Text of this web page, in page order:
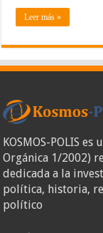
Leer más »
KOSMOS-POLIS
Orgánica 1/2002)
dedicada a la
política, historia,
político